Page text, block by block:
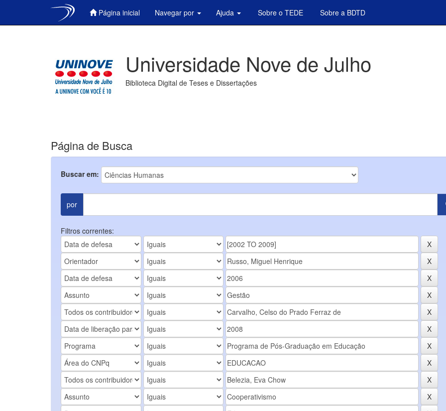
Página inicial Navegar por Ajuda Sobre o TEDE Sobre a BDTD
Universidade Nove de Julho
Biblioteca Digital de Teses e Dissertações
Página de Busca
Buscar em:
por
Filtros correntes: